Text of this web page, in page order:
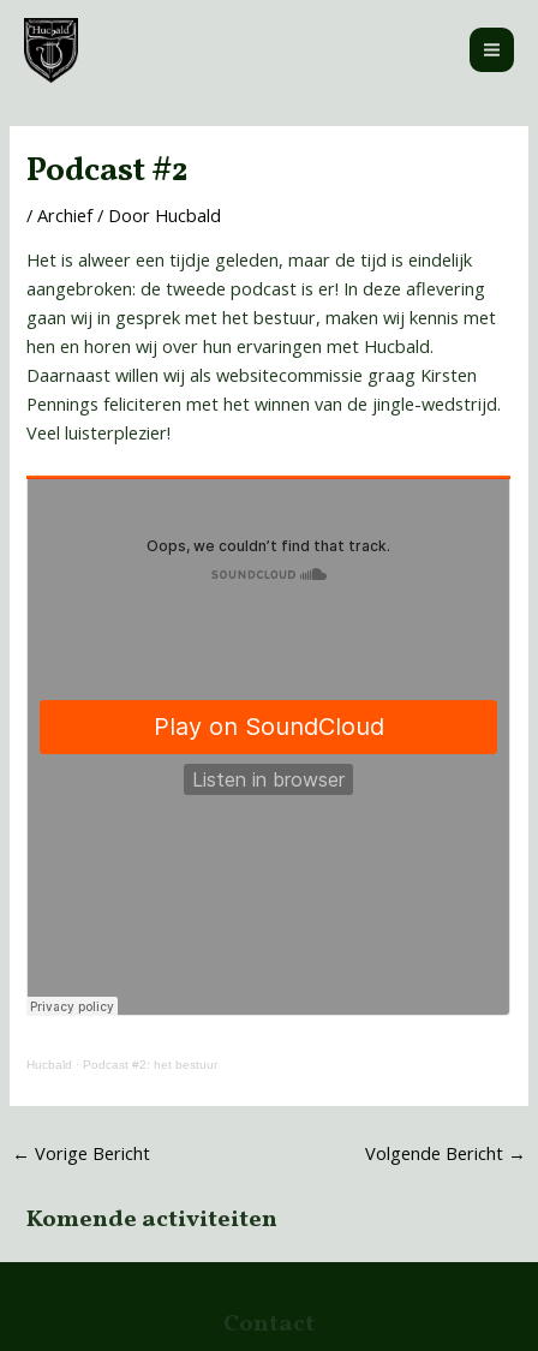
naar
Podcast #2
/Archief/ Door Hucbald
Het is alweer een tijdje geleden, maar de tijd is eindelijk
aangebroken: de tweede podcast is er! In deze aflevering
gaan wij in gesprek met het bestuur, maken wij kennis met
hen en horen wij over hun ervaringen met Hucbald.
Daarnaast willen wij als websitecommissie graag Kirsten
Pennings feliciteren met het winnen van de jingle-wedstrijd.
Veel luisterplezier!
Hucbald · Podcast #2: het bestuur
← Vorige Bericht Volgende Bericht →
Komende activiteiten
Contact